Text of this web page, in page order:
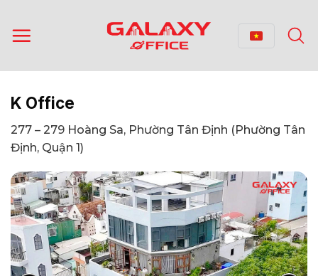
qua
nội
K Office
277 – 279 Hoàng Sa, Phường Tân Định (Phường Tân
Định, Quận 1)